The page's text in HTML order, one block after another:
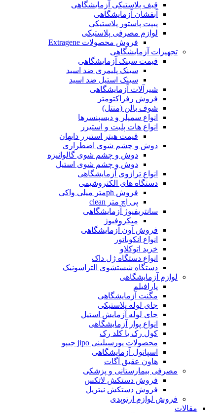
قیف پلاستیکی آزمایشگاهی
آبفشان آزمایشگاهی
پیپت پاستور پلاستیکی
لوازم مصرفی پلاستیکی
فروش محصولات Extragene
تجهیزات آزمایشگاهی
قیمت سینک آزمایشگاهی
سینک پلیمری ضد اسید
سینک استیل ضد اسید
شیرآلات آزمایشگاهی
فروش رفراکتومتر
شوف بالن (منتل)
انواع سمپلر و دیسپنسرها
انواع هات پلیت و استیرر
قیمت هیتر استیرر دایهان
دوش و چشم شوی اضطراری
دوش و چشم شوی گالوانیزه
دوش و چشم شوی استیل
انواع ترازوی آزمایشگاهی
دستگاه های الکتروشیمی
فروش phمتر میلی واکی
پی اچ متر clean
سانتریفیوژ آزمایشگاهی
میکروفیوژ
فروش آون آزمایشگاهی
انواع انکوباتور
خرید اتوکلاو
انواع دستگاه ژل داک
دستگاه شستشوی التراسونیک
لوازم آزمایشگاهی
پارافیلم
مگنت آزمایشگاهی
جای لوله پلاستیکی
جای لوله آزمایش استیل
انواع پوار آزمایشگاهی
کول رک یا کلد رک
محصولات پورسیلینی jipo جیپو
اسپاتول آزمایشگاهی
هاون عقیق آگات
مصرفی بیمارستانی و پزشکی
فروش دستکش لاتکس
فروش دستکش نیتریل
فروش لوازم ارتوپدی
مقالات